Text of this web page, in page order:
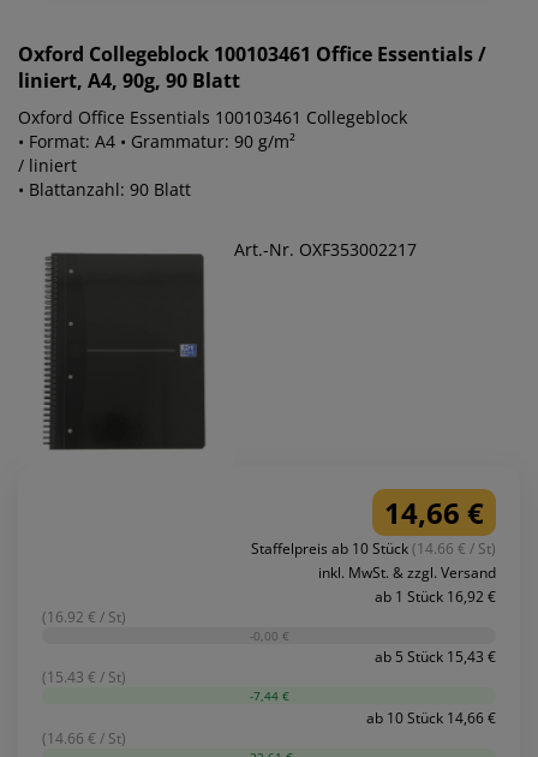
Oxford Collegeblock 100103461 Office Essentials /
liniert, A4, 90g, 90 Blatt
Oxford Office Essentials 100103461 Collegeblock
• Format: A4 • Grammatur: 90 g/m²
/ liniert
• Blattanzahl: 90 Blatt
Art.-Nr. OXF353002217
14,66 €
Staffelpreis ab 10 Stück(14.66 € / St)
inkl. MwSt. & zzgl. Versand
ab 1 Stück 16,92 €
(16.92 € / St)
-0,00 €
ab 5 Stück 15,43 €
(15.43 € / St)
-7,44 €
ab 10 Stück 14,66 €
(14.66 € / St)